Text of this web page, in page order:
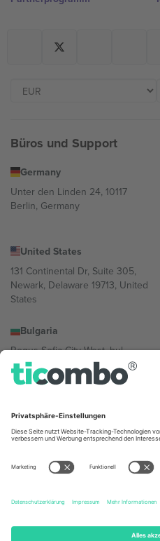
Büros und Support
Germany
Unter den Linden 24, 10117
Berlin, Germany
United States
131 Continental Dr, Suite 305,
Newark, Delaware 19713, United
States
Bulgaria
Regus Sofia City West, bul
Totleben 53-55, 1606 Sofia,
Bulgaria
Mexico
Av Chapultepec 360, Roma
Norte, Cuauhtémoc, 06700
Ciudad de México, CDMX,
Mexico
Die juristische Person des
Informationen finden Sie auf der